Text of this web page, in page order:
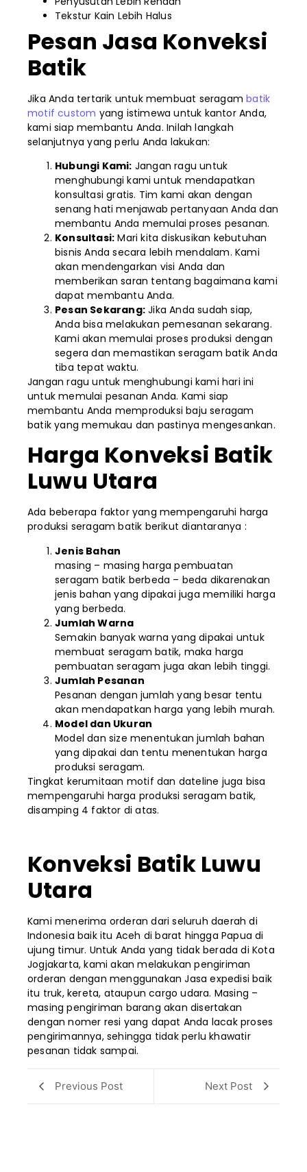
Tekstur Kain Lebih Halus
Pesan Jasa Konveksi
Batik
Jika Anda tertarik untuk membuat seragambatik
motif custom yang istimewa untuk kantor Anda,
kami siap membantu Anda. Inilah langkah
selanjutnya yang perlu Anda lakukan:
Hubungi Kami: Jangan ragu untuk
menghubungi kami untuk mendapatkan
konsultasi gratis. Tim kami akan dengan
senang hati menjawab pertanyaan Anda dan
membantu Anda memulai proses pesanan.
Konsultasi: Mari kita diskusikan kebutuhan
bisnis Anda secara lebih mendalam. Kami
akan mendengarkan visi Anda dan
memberikan saran tentang bagaimana kami
dapat membantu Anda.
Pesan Sekarang: Jika Anda sudah siap,
Anda bisa melakukan pemesanan sekarang.
Kami akan memulai proses produksi dengan
segera dan memastikan seragam batik Anda
tiba tepat waktu.
Jangan ragu untuk menghubungi kami hari ini
untuk memulai pesanan Anda. Kami siap
membantu Anda memproduksi baju seragam
batik yang memukau dan pastinya mengesankan.
Harga Konveksi Batik
Luwu Utara
Ada beberapa faktor yang mempengaruhi harga
produksi seragam batik berikut diantaranya :
Jenis Bahan
masing – masing harga pembuatan
seragam batik berbeda – beda dikarenakan
jenis bahan yang dipakai juga memiliki harga
yang berbeda.
Jumlah Warna
Semakin banyak warna yang dipakai untuk
membuat seragam batik, maka harga
pembuatan seragam juga akan lebih tinggi.
Jumlah Pesanan
Pesanan dengan jumlah yang besar tentu
akan mendapatkan harga yang lebih murah.
Model dan Ukuran
Model dan size menentukan jumlah bahan
yang dipakai dan tentu menentukan harga
produksi seragam.
Tingkat kerumitaan motif dan dateline juga bisa
mempengaruhi harga produksi seragam batik,
disamping 4 faktor di atas.
Konveksi Batik Luwu
Utara
Kami menerima orderan dari seluruh daerah di
Indonesia baik itu Aceh di barat hingga Papua di
ujung timur. Untuk Anda yang tidak berada di Kota
Jogjakarta, kami akan melakukan pengiriman
orderan dengan menggunakan Jasa expedisi baik
itu truk, kereta, ataupun cargo udara. Masing –
masing pengiriman barang akan disertakan
dengan nomer resi yang dapat Anda lacak proses
pengirimannya, sehingga tidak perlu khawatir
pesanan tidak sampai.
Previous Post Next Post